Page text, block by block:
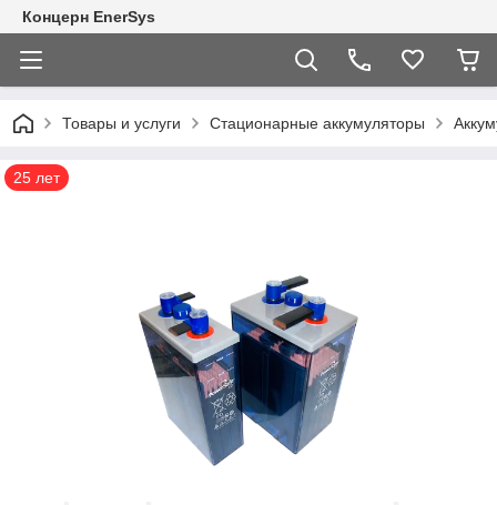
Концерн EnerSys
Товары и услуги Стационарные аккумуляторы
25 лет